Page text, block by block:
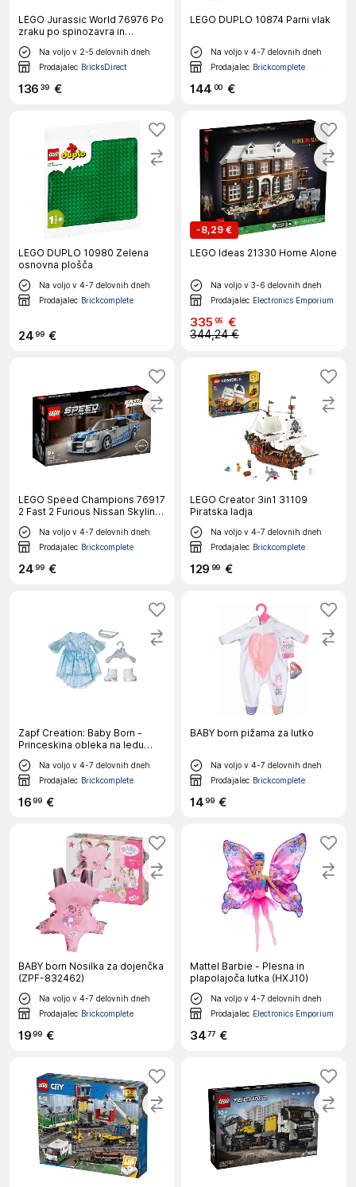
LEGO Jurassic World 76976 Po
zraku po spinozavra in
quetzalcoatlusa
Na voljo v 2-5 delovnih dneh
Prodajalec BricksDirect
136 39 €
LEGO DUPLO 10874 Parni vlak
Na voljo v 4-7 delovnih dneh
Prodajalec Brickcomplete
144 00 €
LEGO DUPLO 10980 Zelena
osnovna plošča
Na voljo v 4-7 delovnih dneh
Prodajalec Brickcomplete
2499 €
-8,29 €
LEGO Ideas 21330 Home Alone
Na voljo v 3-6 delovnih dneh
Prodajalec Electronics Emporium
335 95 €
344,24 €
LEGO Speed Champions 76917
2 Fast 2 Furious Nissan Skyline
GT-R (R34)
Na voljo v 4-7 delovnih dneh
Prodajalec Brickcomplete
2499 €
LEGO Creator 3in1 31109
Piratska ladja
Na voljo v 4-7 delovnih dneh
Prodajalec Brickcomplete
129 99 €
Zapf Creation: Baby Born -
Princeskina obleka na ledu
(836095-116724)
Na voljo v 4-7 delovnih dneh
Prodajalec Brickcomplete
1699 €
BABY born pižama za lutko
Na voljo v 4-7 delovnih dneh
Prodajalec Brickcomplete
1499 €
BABY born Nosilka za dojenčka
(ZPF-832462)
Na voljo v 4-7 delovnih dneh
Prodajalec Brickcomplete
1999 €
Mattel Barbie - Plesna in
plapolajoča lutka (HXJ10)
Na voljo v 4-7 delovnih dneh
Prodajalec Electronics Emporium
3477 €